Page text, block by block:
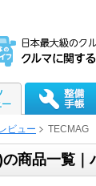
ビュー TECMAG
商品一覧｜